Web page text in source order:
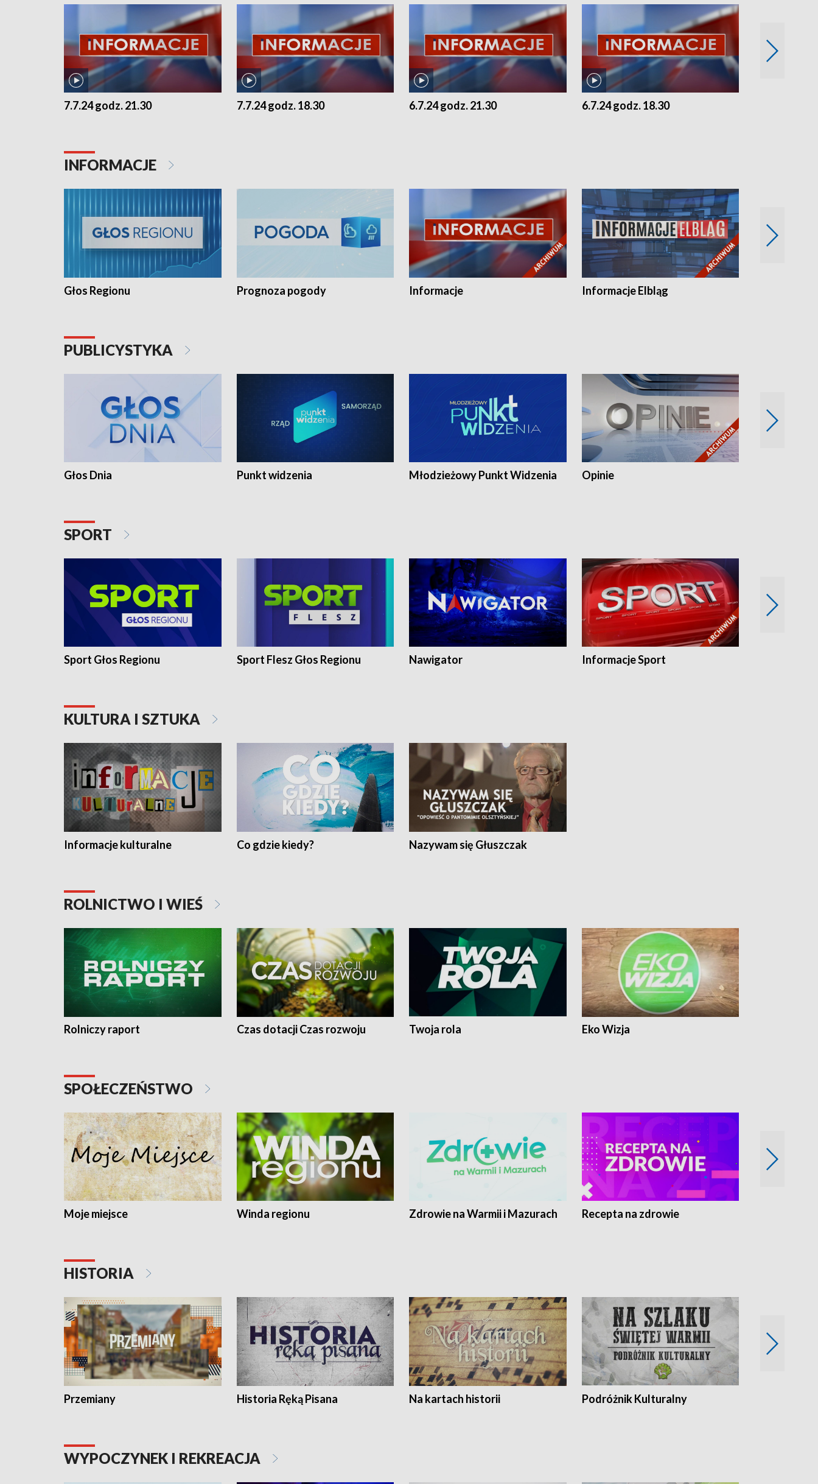
7.7.24 godz. 21.30 7.7.24 godz. 18.30 6.7.24 godz. 21.30 6.7.24 godz. 18.30
INFORMACJE
Głos Regionu Prognoza pogody Informacje Informacje Elbląg
PUBLICYSTYKA
Głos Dnia Punkt widzenia Młodzieżowy Punkt Widzenia Opinie
SPORT
Sport Głos Regionu Sport Flesz Głos Regionu Nawigator Informacje Sport
KULTURA I SZTUKA
Informacje kulturalne Co gdzie kiedy? Nazywam się Głuszczak
ROLNICTWO I WIEŚ
Rolniczy raport Czas dotacji Czas rozwoju Twoja rola Eko Wizja
SPOŁECZEŃSTWO
Moje miejsce Winda regionu Zdrowie na Warmii i Mazurach Recepta na zdrowie
HISTORIA
Przemiany Historia Ręką Pisana Na kartach historii Podróżnik Kulturalny
WYPOCZYNEK I REKREACJA